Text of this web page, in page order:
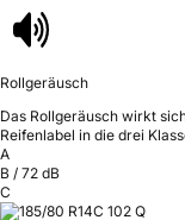
Rollgeräusch
Das Rollgeräusch wirkt
Reifenlabel in die drei
A
B / 72 dB
C